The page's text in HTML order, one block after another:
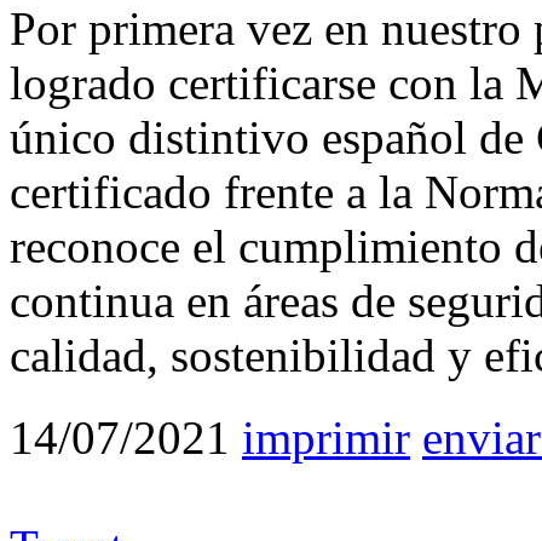
Por primera vez en
logrado certificarse con la
único distintivo español de
certificado frente a la
reconoce el cumplimiento
continua en áreas de
calidad, sostenibilidad y
14/07/2021 imprimir